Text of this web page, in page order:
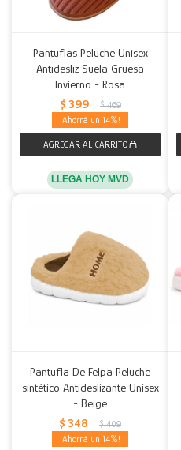
Pantuflas Peluche Unisex
Antidesliz Suela Gruesa
Invierno - Rosa
$ 399 $ 469
14
LLEGA HOY MVD
Pantufla De Felpa Peluche
sintético Antideslizante Unisex
- Beige
$ 348 $ 409
14